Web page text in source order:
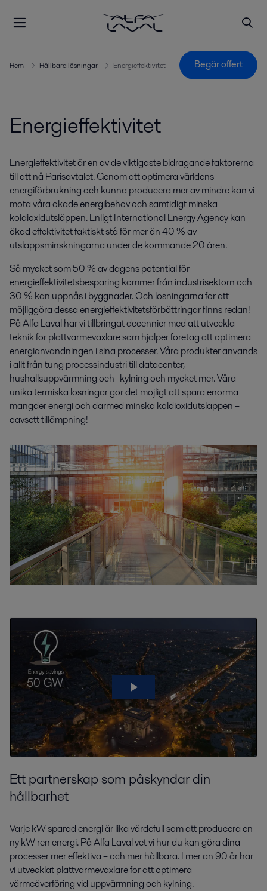
Hem Hållbara lösningar Energieffektivitet Begär offert
Energieffektivitet
Energieffektivitet är en av de viktigaste bidragande faktorerna
till att nå Parisavtalet. Genom att optimera världens
energiförbrukning och kunna producera mer av mindre kan vi
möta våra ökade energibehov och samtidigt minska
koldioxidutsläppen. Enligt International Energy Agency kan
ökad effektivitet faktiskt stå för mer än 40 % av
utsläppsminskningarna under de kommande 20 åren.
Så mycket som 50 % av dagens potential för
energieffektivitetsbesparing kommer från industrisektorn och
30 % kan uppnås i byggnader. Och lösningarna för att
möjliggöra dessa energieffektivitetsförbättringar finns redan!
På Alfa Laval har vi tillbringat decennier med att utveckla
teknik för plattvärmeväxlare som hjälper företag att optimera
energianvändningen i sina processer. Våra produkter används
i allt från tung processindustri till datacenter,
hushållsuppvärmning och -kylning och mycket mer. Våra
unika termiska lösningar gör det möjligt att spara enorma
mängder energi och därmed minska koldioxidutsläppen –
oavsett tillämpning!
Ett partnerskap som påskyndar din
hållbarhet
Varje kW sparad energi är lika värdefull som att producera en
ny kW ren energi. På Alfa Laval vet vi hur du kan göra dina
processer mer effektiva – och mer hållbara. I mer än 90 år har
vi utvecklat plattvärmeväxlare för att optimera
värmeöverföring vid uppvärmning och kylning.